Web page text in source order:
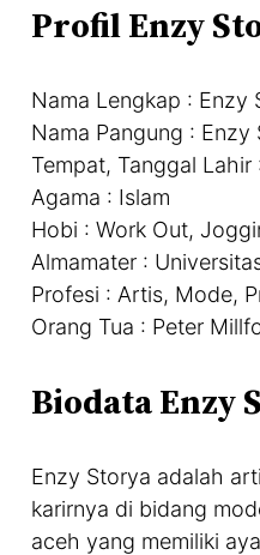
Profil Enzy
Nama Lengkap : Enzy
Nama Pangung : Enzy
Tempat, Tanggal
Agama : Islam
Hobi : Work Out,
Almamater :
Profesi : Artis, Mode,
Orang Tua : Peter
Biodata Enzy
Enzy Storya adalah
karirnya di bidang
aceh yang memiliki